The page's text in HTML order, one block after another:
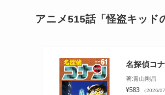
アニメ515話「怪盗キッド
名探偵コ
著:青山剛昌
¥583 （2026/